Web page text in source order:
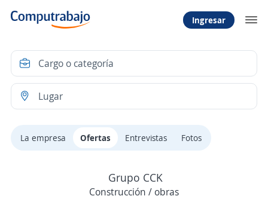
Ingresar
La empresa Ofertas Entrevistas Fotos
Grupo CCK
Construcción / obras